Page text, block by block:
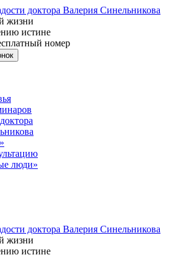
доктора Валерия Синельникова
жизни
истине
номер
люди»
доктора Валерия Синельникова
жизни
истине